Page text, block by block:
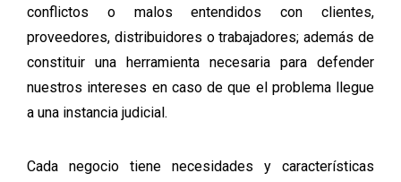
conflictos o malos entendidos con clientes,
proveedores, distribuidores o trabajadores; además de
constituir una herramienta necesaria para defender
nuestros intereses en caso de que el problema llegue
a una instancia judicial.
Cada negocio tiene necesidades y características